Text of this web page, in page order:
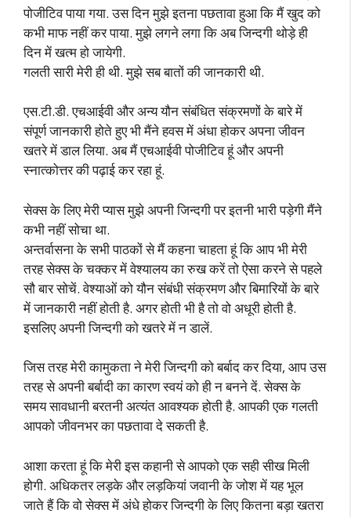
पोजीटिव पाया गया. उस दिन मुझे इतना पछतावा हुआ कि मैं खुद को
कभी माफ नहीं कर पाया. मुझे लगने लगा कि अब जिन्दगी थोड़े ही
दिन में खत्म हो जायेगी.
गलती सारी मेरी ही थी. मुझे सब बातों की जानकारी थी.
एस.टी.डी. एचआईवी और अन्य यौन संबंधित संक्रमणों के बारे में
संपूर्ण जानकारी होते हुए भी मैंने हवस में अंधा होकर अपना जीवन
खतरे में डाल लिया. अब मैं एचआईवी पोजीटिव हूं और अपनी
स्नात्कोत्तर की पढ़ाई कर रहा हूं.
सेक्स के लिए मेरी प्यास मुझे अपनी जिन्दगी पर इतनी भारी पड़ेगी मैंने
कभी नहीं सोचा था.
अन्तर्वासना के सभी पाठकों से मैं कहना चाहता हूं कि आप भी मेरी
तरह सेक्स के चक्कर में वेश्यालय का रुख करें तो ऐसा करने से पहले
सौ बार सोचें. वेश्याओं को यौन संबंधी संक्रमण और बिमारियों के बारे
में जानकारी नहीं होती है. अगर होती भी है तो वो अधूरी होती है.
इसलिए अपनी जिन्दगी को खतरे में न डालें.
जिस तरह मेरी कामुकता ने मेरी जिन्दगी को बर्बाद कर दिया, आप उस
तरह से अपनी बर्बादी का कारण स्वयं को ही न बनने दें. सेक्स के
समय सावधानी बरतनी अत्यंत आवश्यक होती है. आपकी एक गलती
आपको जीवनभर का पछतावा दे सकती है.
आशा करता हूं कि मेरी इस कहानी से आपको एक सही सीख मिली
होगी. अधिकतर लड़के और लड़कियां जवानी के जोश में यह भूल
जाते हैं कि वो सेक्स में अंधे होकर जिन्दगी के लिए कितना बड़ा खतरा